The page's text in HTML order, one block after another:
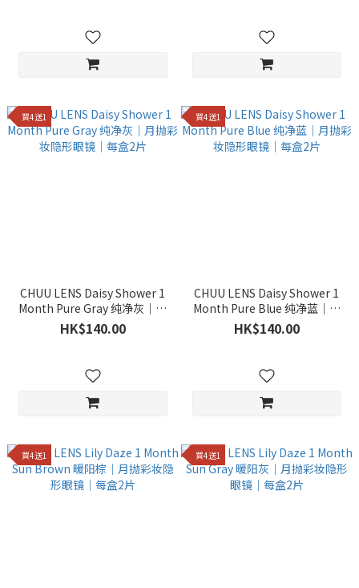
買4送1
CHUU LENS Daisy Shower 1
Month Pure Gray 纯净灰｜月
抛彩妆隐形眼镜｜每盒2片
HK$140.00
買4送1
CHUU LENS Daisy Shower 1
Month Pure Blue 纯净蓝｜月
抛彩妆隐形眼镜｜每盒2片
HK$140.00
買4送1 買4送1